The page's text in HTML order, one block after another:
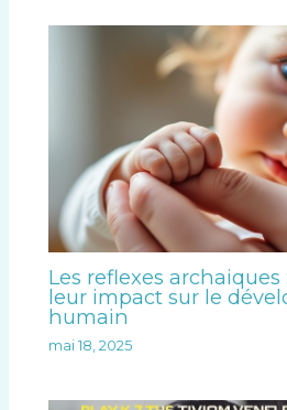
Les reflexes
leur impact sur le
humain
mai 18, 2025